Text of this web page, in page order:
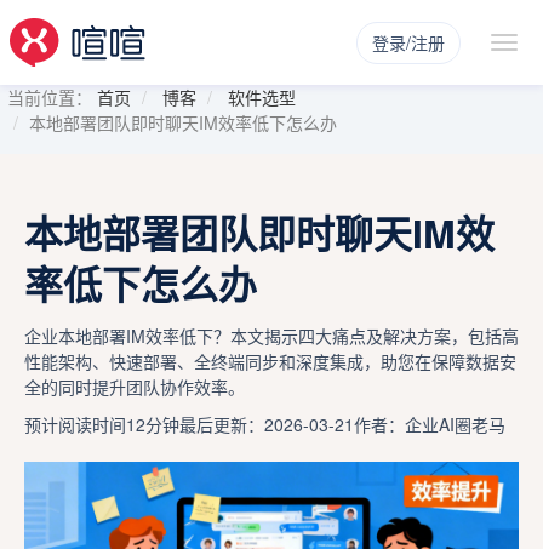
登录/注册
当前位置： 首页 博客
软件选型
本地部署团队即时聊天IM效率低下怎么办
本地部署团队即时聊天IM效
率低下怎么办
企业本地部署IM效率低下？本文揭示四大痛点及解决方案，包括高
性能架构、快速部署、全终端同步和深度集成，助您在保障数据安
全的同时提升团队协作效率。
预计阅读时间12分钟最后更新：2026-03-21作者：企业AI圈老马